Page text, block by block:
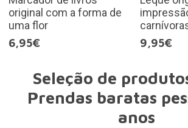
original com a forma de
uma flor
6,95€
9,95€
Seleção de
Prendas baratas
anos